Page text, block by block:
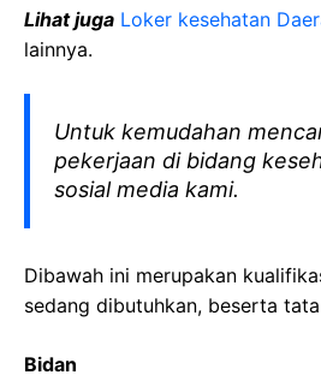
Lihat juga Loker kesehatan
lainnya.
Untuk kemudahan
pekerjaan di bidang
sosial media kami.
Dibawah ini merupakan
sedang dibutuhkan, beserta
Bidan